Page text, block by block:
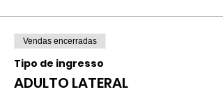
Vendas encerradas
Tipo de ingresso
ADULTO LATERAL